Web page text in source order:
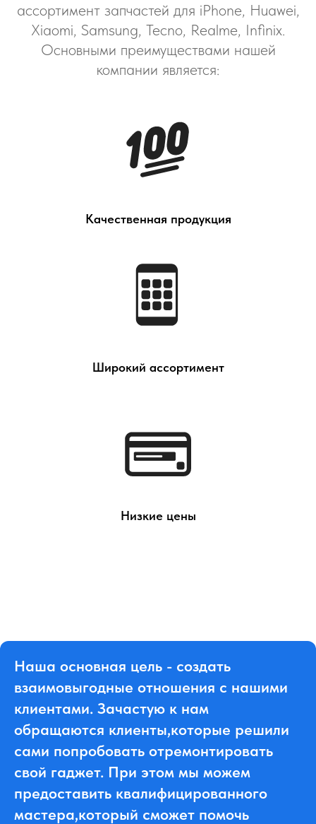
ассортимент запчастей для iPhone, Huawei,
Xiaomi, Samsung, Tecno, Realme, Infinix.
Основными преимуществами нашей
компании является:
Качественная продукция
Широкий ассортимент
Низкие цены
Наша основная цель - создать
взаимовыгодные отношения с нашими
клиентами. Зачастую к нам
обращаются клиенты,которые решили
сами попробовать отремонтировать
свой гаджет. При этом мы можем
предоставить квалифицированного
мастера,который сможет помочь